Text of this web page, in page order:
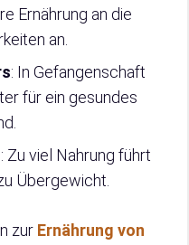
Ernährung an die
an.
: In Gefangenschaft
für ein gesundes
: Zu viel Nahrung führt
Übergewicht.
zur Ernährung von